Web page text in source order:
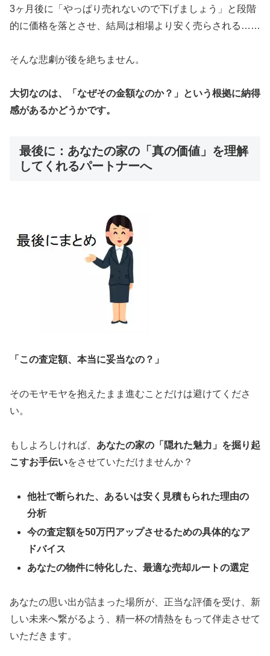
3ヶ月後に「やっぱり売れないので下げましょう」と段階
的に価格を落とさせ、結局は相場より安く売らされる……
そんな悲劇が後を絶ちません。
大切なのは、「なぜその金額なのか？」という根拠に納得
感があるかどうかです。
最後に：あなたの家の「真の価値」を理解
してくれるパートナーへ
「この査定額、本当に妥当なの？」
そのモヤモヤを抱えたまま進むことだけは避けてくださ
い。
もしよろしければ、 あなたの家の「隠れた魅力」を掘り起
こすお手伝いをさせていただけませんか？
他社で断られた、あるいは安く見積もられた理由の
分析
今の査定額を50万円アップさせるための具体的なア
ドバイス
あなたの物件に特化した、最適な売却ルートの選定
あなたの思い出が詰まった場所が、正当な評価を受け、新
しい未来へ繋がるよう、精一杯の情熱をもって伴走させて
いただきます。